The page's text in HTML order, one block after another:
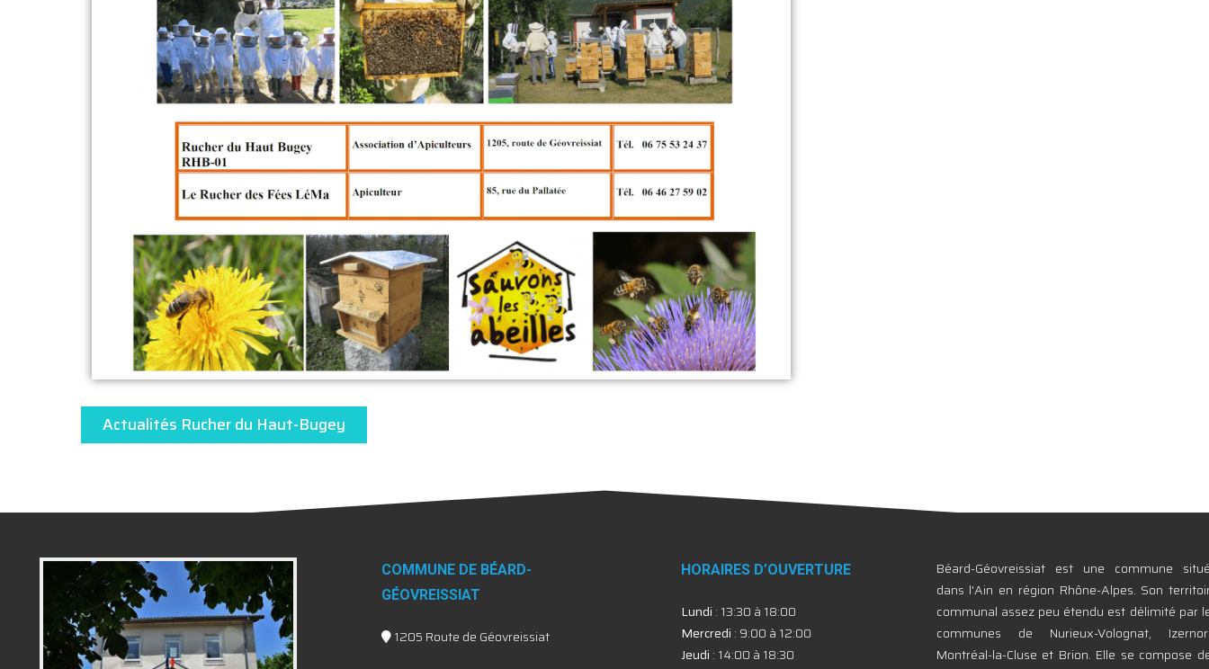
Actualités Rucher du Haut-Bugey
COMMUNE DE BÉARD-
GÉOVREISSIAT
1205 Route de Géovreissiat
HORAIRES D’OUVERTURE
Lundi : 13:30 à 18:00
Mercredi : 9:00 à 12:00
Jeudi : 14:00 à 18:30
Béard-Géovreissiat est une commune
dans l'Ain en région Rhône-Alpes. Son
communal assez peu étendu est délimité par
communes de Nurieux-Volognat,
Montréal-la-Cluse et Brion. Elle se compose